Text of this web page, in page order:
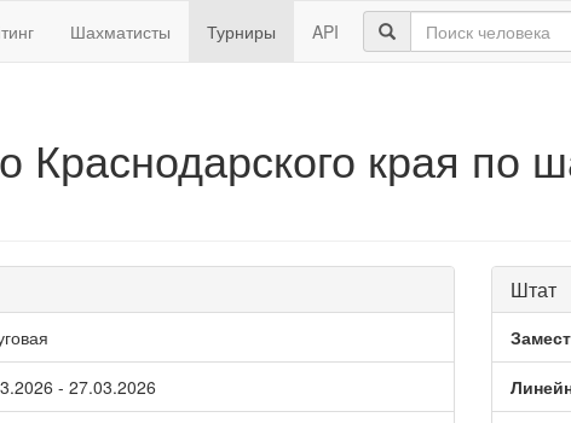
Шахматисты Турниры API
Краснодарского края по
- 27.03.2026
Штат